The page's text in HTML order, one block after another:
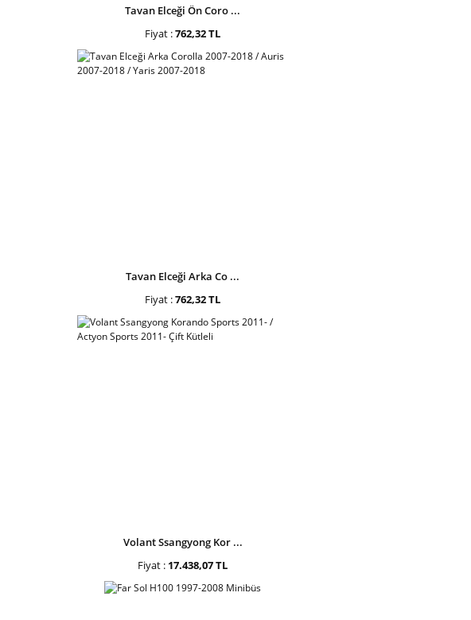
Tavan Elceği Ön Coro ...
Fiyat :762,32 TL
Tavan Elceği Arka Co ...
Fiyat :762,32 TL
Volant Ssangyong Kor ...
Fiyat : 17.438,07 TL